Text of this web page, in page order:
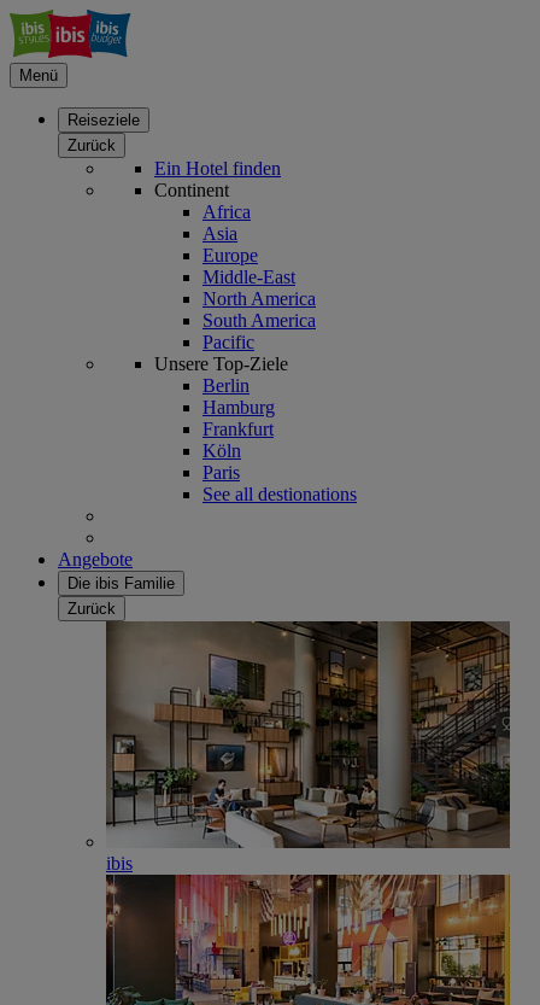
Menü
Reiseziele
Zurück
Ein Hotel finden
Continent
Africa
Asia
Europe
Middle-East
North America
South America
Pacific
Unsere Top-Ziele
Berlin
Hamburg
Frankfurt
Köln
Paris
See all destionations
Angebote
Die ibis Familie
Zurück
ibis